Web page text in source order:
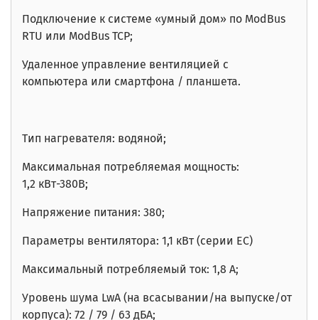
Подключение к системе «умный дом» по ModBus
RTU или ModBus TCP;
Удаленное управление вентиляцией с
компьютера или смартфона / планшета.
Тип нагревателя: водяной;
Максимальная потребляемая мощность:
1,2 кВт-380В;
Напряжение питания: 380;
Параметры вентилятора: 1,1 кВт (серии EC)
Максимальный потребляемый ток: 1,8 А;
Уровень шума LwA (на всасывании/на выпуске/от
корпуса): 72 / 79 / 63 дБА;